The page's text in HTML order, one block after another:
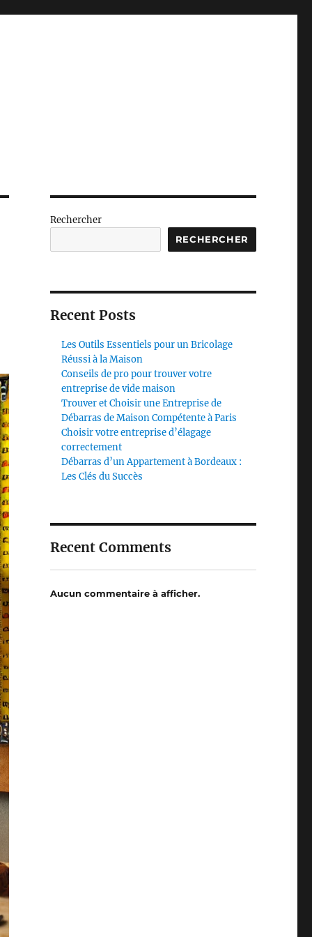
Rechercher
RECHERCHER
Recent Posts
Les Outils Essentiels pour un Bricolage
Réussi à la Maison
Conseils de pro pour trouver votre
entreprise de vide maison
Trouver et Choisir une Entreprise de
Débarras de Maison Compétente à Paris
Choisir votre entreprise d’élagage
correctement
Débarras d’un Appartement à Bordeaux :
Les Clés du Succès
Recent Comments
Aucun commentaire à afficher.